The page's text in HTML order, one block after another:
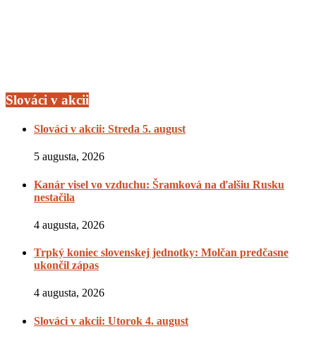
Slováci v akcii
Slováci v akcii: Streda 5. august
5 augusta, 2026
Kanár visel vo vzduchu: Šramková na ďalšiu Rusku
nestačila
4 augusta, 2026
Trpký koniec slovenskej jednotky: Molčan predčasne
ukončil zápas
4 augusta, 2026
Slováci v akcii: Utorok 4. august